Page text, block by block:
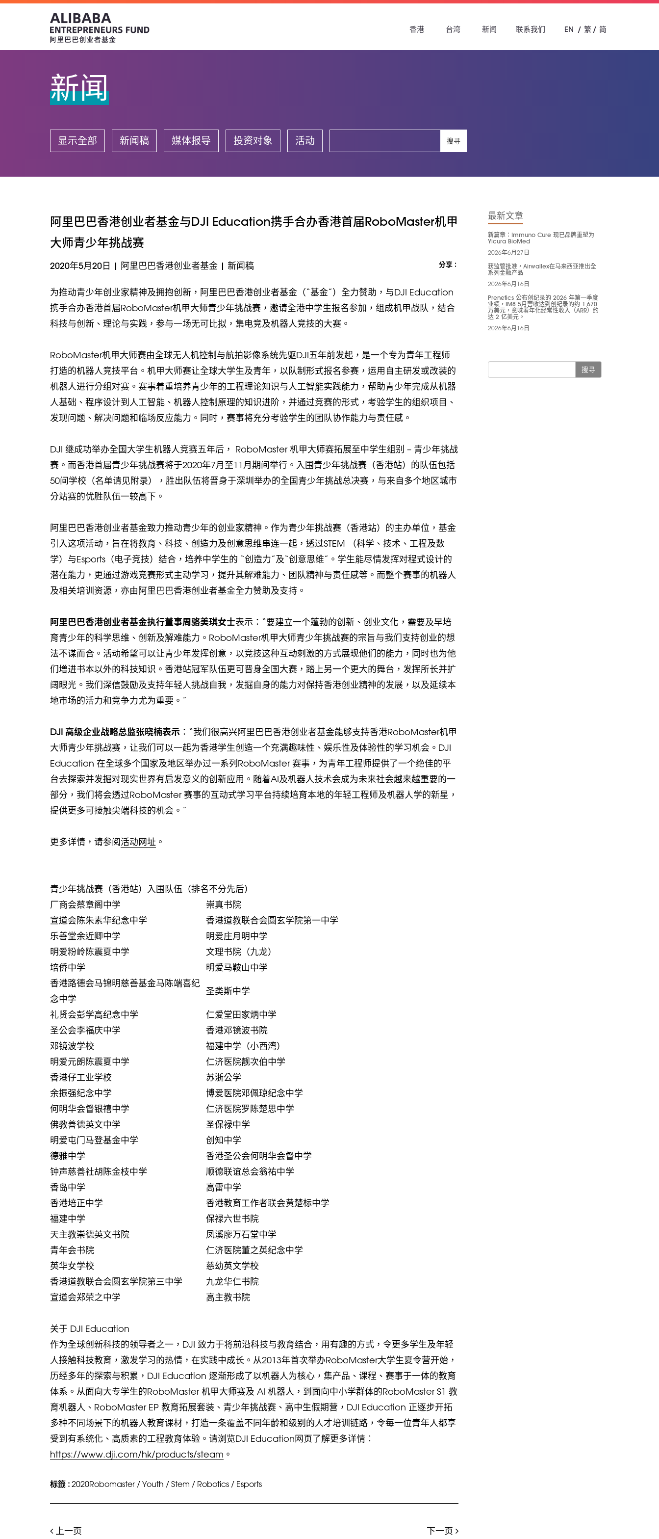
香港 台湾 新闻 联系我们 EN 繁 简
新闻
显示全部 新闻稿 媒体报导 投资对象 活动 搜寻
阿里巴巴香港创业者基金与DJI Education携手合办香港首届RoboMaster机甲
大师青少年挑战赛
2020年5月20日 | 阿里巴巴香港创业者基金 | 新闻稿 分享 :
为推动青少年创业家精神及拥抱创新，阿里巴巴香港创业者基金（“基金”）全力赞助，与DJI Education
携手合办香港首届RoboMaster机甲大师青少年挑战赛，邀请全港中学生报名参加，组成机甲战队，结合
科技与创新、理论与实践，参与一场无可比拟，集电竞及机器人竞技的大赛。
RoboMaster机甲大师赛由全球无人机控制与航拍影像系统先驱DJI五年前发起，是一个专为青年工程师
打造的机器人竞技平台。机甲大师赛让全球大学生及青年，以队制形式报名参赛，运用自主研发或改装的
机器人进行分组对赛。赛事着重培养青少年的工程理论知识与人工智能实践能力，帮助青少年完成从机器
人基础、程序设计到人工智能、机器人控制原理的知识进阶，并通过竞赛的形式，考验学生的组织项目、
发现问题、解决问题和临场反应能力。同时，赛事将充分考验学生的团队协作能力与责任感。
DJI 继成功举办全国大学生机器人竞赛五年后， RoboMaster 机甲大师赛拓展至中学生组别 – 青少年挑战
赛。而香港首届青少年挑战赛将于2020年7月至11月期间举行。入围青少年挑战赛（香港站）的队伍包括
50间学校（名单请见附录），胜出队伍将晋身于深圳举办的全国青少年挑战总决赛，与来自多个地区城市
分站赛的优胜队伍一较高下。
阿里巴巴香港创业者基金致力推动青少年的创业家精神。作为青少年挑战赛（香港站）的主办单位，基金
引入这项活动，旨在将教育、科技、创造力及创意思维串连一起，透过STEM （科学、技术、工程及数
学）与Esports（电子竞技）结合，培养中学生的 “创造力”及“创意思维”。学生能尽情发挥对程式设计的
潜在能力，更通过游戏竞赛形式主动学习，提升其解难能力、团队精神与责任感等。而整个赛事的机器人
及相关培训资源，亦由阿里巴巴香港创业者基金全力赞助及支持。
阿里巴巴香港创业者基金执行董事周骆美琪女士表示：“要建立一个蓬勃的创新、创业文化，需要及早培
育青少年的科学思维、创新及解难能力。RoboMaster机甲大师青少年挑战赛的宗旨与我们支持创业的想
法不谋而合。活动希望可以让青少年发挥创意，以竞技这种互动刺激的方式展现他们的能力，同时也为他
们增进书本以外的科技知识。香港站冠军队伍更可晋身全国大赛，踏上另一个更大的舞台，发挥所长并扩
阔眼光。我们深信鼓励及支持年轻人挑战自我，发掘自身的能力对保持香港创业精神的发展，以及延续本
地市场的活力和竞争力尤为重要。”
DJI 高级企业战略总监张晓楠表示 ：“我们很高兴阿里巴巴香港创业者基金能够支持香港RoboMaster机甲
大师青少年挑战赛，让我们可以一起为香港学生创造一个充满趣味性、娱乐性及体验性的学习机会。DJI
Education 在全球多个国家及地区举办过一系列RoboMaster 赛事，为青年工程师提供了一个绝佳的平
台去探索并发掘对现实世界有启发意义的创新应用。随着AI及机器人技术会成为未来社会越来越重要的一
部分，我们将会透过RoboMaster 赛事的互动式学习平台持续培育本地的年轻工程师及机器人学的新星，
提供更多可接触尖端科技的机会。”
更多详情，请参阅活动网址 。
青少年挑战赛（香港站）入围队伍（排名不分先后）
厂商会蔡章阁中学
崇真书院
宣道会陈朱素华纪念中学
香港道教联合会圆玄学院第一中学
乐善堂余近卿中学
明爱庄月明中学
明爱粉岭陈震夏中学
文理书院（九龙）
培侨中学
明爱马鞍山中学
香港路德会马锦明慈善基金马陈端喜纪
念中学
圣类斯中学
礼贤会彭学高纪念中学
仁爱堂田家炳中学
圣公会李福庆中学
香港邓镜波书院
邓镜波学校
福建中学（小西湾）
明爱元朗陈震夏中学
仁济医院靓次伯中学
香港仔工业学校
苏浙公学
余振强纪念中学
博爱医院邓佩琼纪念中学
何明华会督银禧中学
仁济医院罗陈楚思中学
佛教善德英文中学
圣保禄中学
明爱屯门马登基金中学
创知中学
德雅中学
香港圣公会何明华会督中学
钟声慈善社胡陈金枝中学
顺德联谊总会翁祐中学
香岛中学
高雷中学
香港培正中学
香港教育工作者联会黄楚标中学
福建中学
保禄六世书院
天主教崇德英文书院
凤溪廖万石堂中学
青年会书院
仁济医院董之英纪念中学
英华女学校
慈幼英文学校
香港道教联合会圆玄学院第三中学
九龙华仁书院
宣道会郑荣之中学
高主教书院
关于 DJI Education
作为全球创新科技的领导者之一，DJI 致力于将前沿科技与教育结合，用有趣的方式，令更多学生及年轻
人接触科技教育，激发学习的热情，在实践中成长。从2013年首次举办RoboMaster大学生夏令营开始，
历经多年的探索与积累，DJI Education 逐渐形成了以机器人为核心，集产品、课程、赛事于一体的教育
体系。从面向大专学生的RoboMaster 机甲大师赛及 AI 机器人，到面向中小学群体的RoboMaster S1 教
育机器人、RoboMaster EP 教育拓展套装、青少年挑战赛、高中生假期营，DJI Education 正逐步开拓
多种不同场景下的机器人教育课材，打造一条覆盖不同年龄和级别的人才培训链路，令每一位青年人都享
受到有系统化、高质素的工程教育体验。请浏览DJI Education网页了解更多详情︰
https://www.dji.com/hk/products/steam 。
标籤 : 2020Robomaster / Youth / Stem / Robotics / Esports
上一页 下一页
最新文章
新篇章：Immuno Cure 现已品牌重塑为
Yicura BioMed
2026年6月27日
获监管批准，Airwallex在马来西亚推出全
系列金融产品
2026年6月16日
Prenetics 公布创纪录的 2026 年第一季度
业绩，IM8 5月营收达到创纪录的约 1,670
万美元，意味着年化经常性收入（ARR）约
达 2 亿美元。
2026年6月16日
搜寻